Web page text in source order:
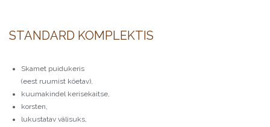
STANDARD KOMPLEKTIS
Skamet puidukeris
(eest ruumist köetav),
kuumakindel kerisekaitse,
korsten,
lukustatav välisuks,